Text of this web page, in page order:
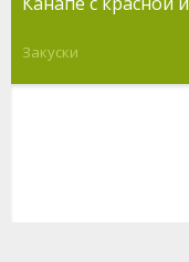
Закуски